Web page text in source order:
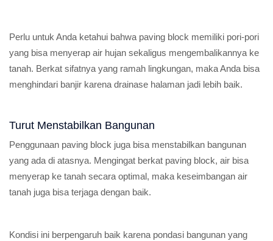
Perlu untuk Anda ketahui bahwa paving block memiliki pori-pori
yang bisa menyerap air hujan sekaligus mengembalikannya ke
tanah. Berkat sifatnya yang ramah lingkungan, maka Anda bisa
menghindari banjir karena drainase halaman jadi lebih baik.
Turut Menstabilkan Bangunan
Penggunaan paving block juga bisa menstabilkan bangunan
yang ada di atasnya. Mengingat berkat paving block, air bisa
menyerap ke tanah secara optimal, maka keseimbangan air
tanah juga bisa terjaga dengan baik.
Kondisi ini berpengaruh baik karena pondasi bangunan yang